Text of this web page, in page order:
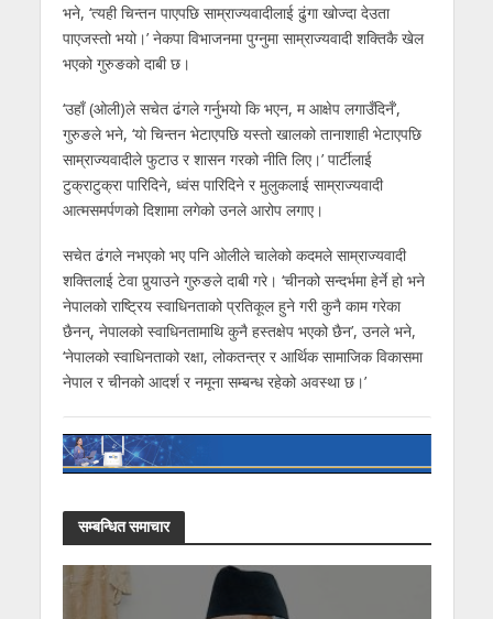
भने, ‘त्यही चिन्तन पाएपछि साम्राज्यवादीलाई ढुंगा खोज्दा देउता
पाएजस्तो भयो।’ नेकपा विभाजनमा पुग्नुमा साम्राज्यवादी शक्तिकै खेल
भएको गुरुङको दाबी छ।
‘उहाँ (ओली)ले सचेत ढंगले गर्नुभयो कि भएन, म आक्षेप लगाउँदिनँ’,
गुरुङले भने, ‘यो चिन्तन भेटाएपछि यस्तो खालको तानाशाही भेटाएपछि
साम्राज्यवादीले फुटाउ र शासन गरको नीति लिए।’ पार्टीलाई
टुक्राटुक्रा पारिदिने, ध्वंस पारिदिने र मुलुकलाई साम्राज्यवादी
आत्मसमर्पणको दिशामा लगेको उनले आरोप लगाए।
सचेत ढंगले नभएको भए पनि ओलीले चालेको कदमले साम्राज्यवादी
शक्तिलाई टेवा पुर्‍याउने गुरुङले दाबी गरे। ‘चीनको सन्दर्भमा हेर्ने हो भने
नेपालको राष्ट्रिय स्वाधिनताको प्रतिकूल हुने गरी कुनै काम गरेका
छैनन्, नेपालको स्वाधिनतामाथि कुनै हस्तक्षेप भएको छैन’, उनले भने,
‘नेपालको स्वाधिनताको रक्षा, लोकतन्त्र र आर्थिक सामाजिक विकासमा
नेपाल र चीनको आदर्श र नमूना सम्बन्ध रहेको अवस्था छ।’
सम्बन्धित समाचार